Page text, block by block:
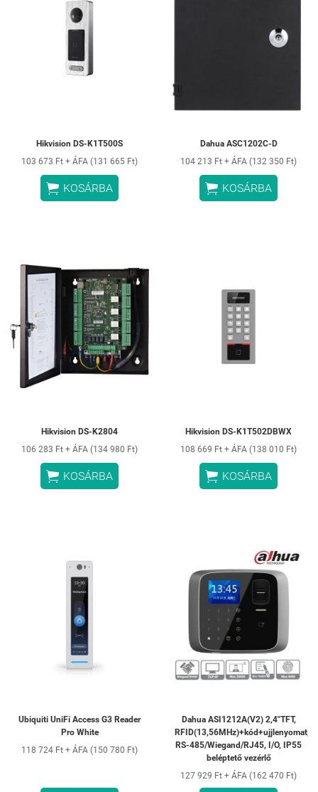
Hikvision DS-K1T500S
103 673 Ft + ÁFA (131 665 Ft)
 KOSÁRBA
Dahua ASC1202C-D
104 213 Ft + ÁFA (132 350 Ft)
 KOSÁRBA
Hikvision DS-K2804
106 283 Ft + ÁFA (134 980 Ft)
 KOSÁRBA
Hikvision DS-K1T502DBWX
108 669 Ft + ÁFA (138 010 Ft)
 KOSÁRBA
Ubiquiti UniFi Access G3 Reader
Pro White
118 724 Ft + ÁFA (150 780 Ft)
Dahua ASI1212A(V2) 2,4"TFT,
RFID(13,56MHz)+kód+ujjlenyomat,
RS-485/Wiegand/RJ45, I/O, IP55
beléptető vezérlő
127 929 Ft + ÁFA (162 470 Ft)